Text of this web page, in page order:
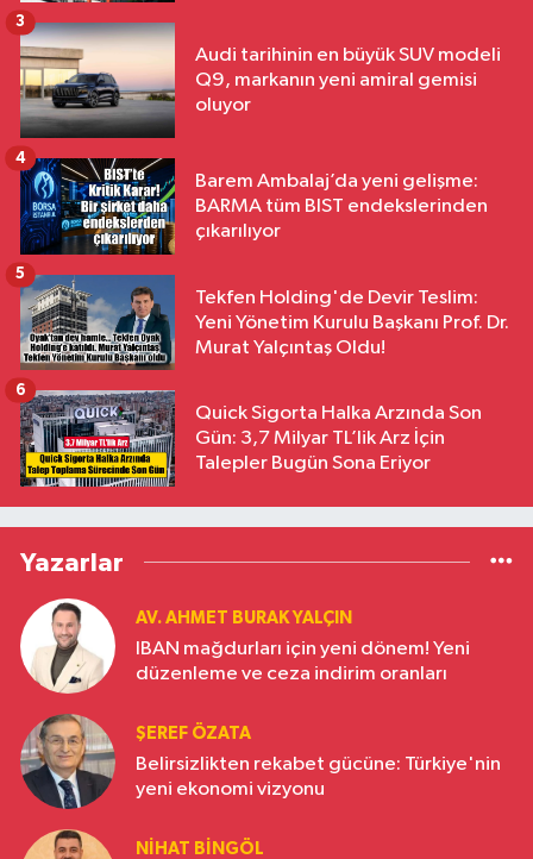
Audi tarihinin en büyük SUV modeli
Q9, markanın yeni amiral gemisi
oluyor
3
Barem Ambalaj’da yeni gelişme:
BARMA tüm BIST endekslerinden
çıkarılıyor
4
Tekfen Holding'de Devir Teslim:
Yeni Yönetim Kurulu Başkanı Prof. Dr.
Murat Yalçıntaş Oldu!
5
Quick Sigorta Halka Arzında Son
Gün: 3,7 Milyar TL’lik Arz İçin
Talepler Bugün Sona Eriyor
6
Yazarlar
AV. AHMET BURAK YALÇIN
IBAN mağdurları için yeni dönem! Yeni
düzenleme ve ceza indirim oranları
ŞEREF ÖZATA
Belirsizlikten rekabet gücüne: Türkiye'nin
yeni ekonomi vizyonu
NIHAT BINGÖL